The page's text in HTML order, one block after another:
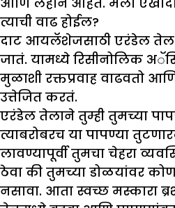
त्याची वाढ होईल?
दाट आयलॅशेजसाठी एरंडेल
जातं. यामध्ये रिसीनोलिक
मुळाशी रक्तप्रवाह वाढवतो
उत्तेजित करतं.
एरंडेल तेलाने तुम्ही तुमच्या
त्याबरोबरच या पापण्या
लावण्यापूर्वी तुमचा चेहरा
ठेवा की तुमच्या डोळयांवर
नसावा. आता स्वच्छ मस्कारा